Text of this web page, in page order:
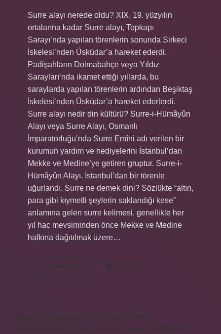
Surre alayı nerede oldu? XIX. 19. yüzyılın
ortalarına kadar Surre alayı, Topkapı
Sarayı’nda yapılan törenlerin sonunda Sirkeci
İskelesi’nden Üsküdar’a hareket ederdi.
Padişahların Dolmabahçe veya Yıldız
Sarayları’nda ikamet ettiği yıllarda, bu
saraylarda yapılan törenlerin ardından Beşiktaş
İskelesi’nden Üsküdar’a hareket ederlerdi.
Surre alayı nedir din kültürü? Surre-i-Hümâyûn
Alayı veya Surre Alayı, Osmanlı
İmparatorluğu’nda Surre Emîni adı verilen bir
kurumun yardım ve hediyelerini İstanbul’dan
Mekke ve Medine’ye getiren gruptur. Surre-i-
Hümâyûn Alayı, İstanbul’dan bir törenle
uğurlandı. Surre ne demek dini? Sözlükte “altın,
para gibi kıymetli şeylerin saklandığı kese”
anlamına gelen surre kelimesi, genellikle her
yıl hac mevsiminden önce Mekke ve Medine
halkına dağıtılmak üzere…
Devamını okuyun
Alayi
Yorum Bırak
https://bebekkia.com
https://beis.com.tr
https://basi.com.tr knight online nttgame Sitemap